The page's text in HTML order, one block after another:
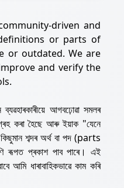
driven and
or parts of
or outdated. We are
and verify the
আগবঢ়োৱা সমলৰ
কৰা হৈছে আৰু ইয়াক "যেনে
শব্দৰ অৰ্থ বা পদ (parts
প্ৰকাশ পাব পাৰে। এই
ধাৰাবাহিকভাৱে কাম কৰি